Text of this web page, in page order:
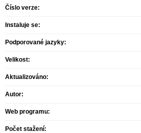
Číslo verze:
Instaluje se:
Podporované jazyky:
Velikost:
Aktualizováno:
Autor:
Web programu:
Počet stažení: